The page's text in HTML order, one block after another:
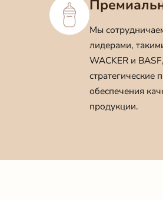
Мы
лидерами,
WACKER и
стратегические
обеспечения
продукции.